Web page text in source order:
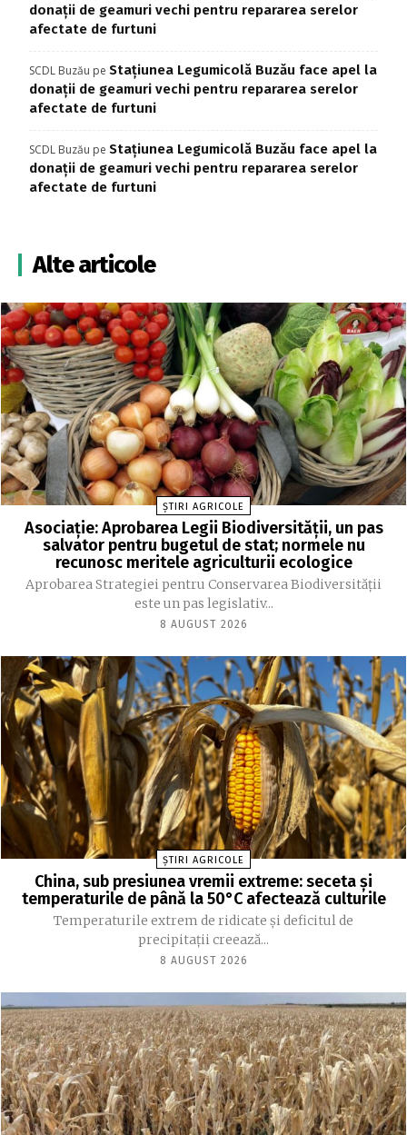
donații de geamuri vechi pentru repararea serelor
afectate de furtuni
SCDL Buzău pe Stațiunea Legumicolă Buzău face apel la
donații de geamuri vechi pentru repararea serelor
afectate de furtuni
SCDL Buzău pe Stațiunea Legumicolă Buzău face apel la
donații de geamuri vechi pentru repararea serelor
afectate de furtuni
Alte articole
ȘTIRI AGRICOLE
Asociație: Aprobarea Legii Biodiversității, un pas
salvator pentru bugetul de stat; normele nu
recunosc meritele agriculturii ecologice
Aprobarea Strategiei pentru Conservarea Biodiversității
este un pas legislativ...
8 AUGUST 2026
ȘTIRI AGRICOLE
China, sub presiunea vremii extreme: seceta și
temperaturile de până la 50°C afectează culturile
Temperaturile extrem de ridicate și deficitul de
precipitații creează...
8 AUGUST 2026